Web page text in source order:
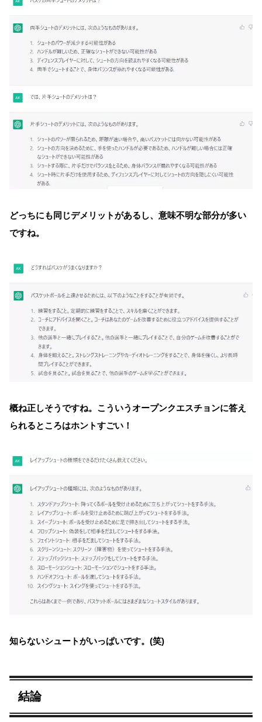
どっちにも同じデメリットがあるし、意味不明な部分が多い
ですね。
概ね正しそうですね。こういうオープンクエスチョンに答え
られるところはホントすごい！
知らないシュートがいっぱいです。(笑)
結論